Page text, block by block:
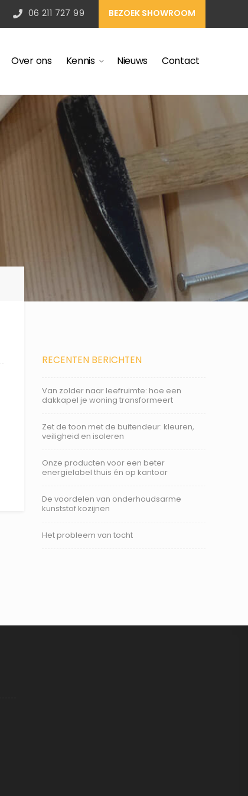
06 211 727 99 BEZOEK SHOWROOM
Over ons Kennis Nieuws Contact
RECENTEN BERICHTEN
Van zolder naar leefruimte: hoe een
dakkapel je woning transformeert
Zet de toon met de buitendeur: kleuren,
veiligheid en isoleren
Onze producten voor een beter
energielabel thuis én op kantoor
De voordelen van onderhoudsarme
kunststof kozijnen
Het probleem van tocht